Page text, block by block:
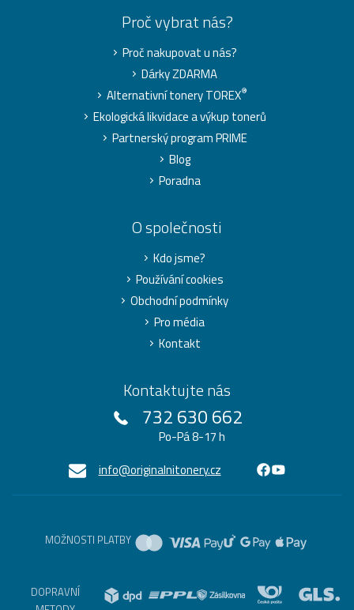
Proč vybrat nás?
Proč nakupovat u nás?
Dárky ZDARMA
Alternativní tonery TOREX®
Ekologická likvidace a výkup tonerů
Partnerský program PRIME
Blog
Poradna
O společnosti
Kdo jsme?
Používání cookies
Obchodní podmínky
Pro média
Kontakt
Kontaktujte nás
732 630 662
Po-Pá 8-17 h
info@originalnitonery.cz
MOŽNOSTI PLATBY
DOPRAVNÍ